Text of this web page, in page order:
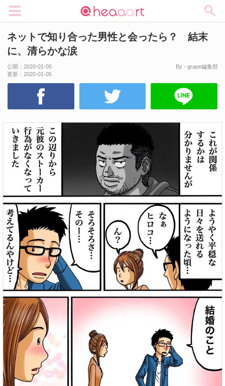
ネットで知り合った男性と会ったら？ 結末
に、清らかな涙
公開： 2020-01-05
更新： 2020-01-05
By - grape編集部